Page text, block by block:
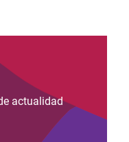
actualidad